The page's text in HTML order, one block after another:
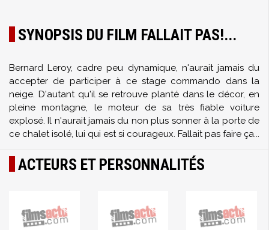
SYNOPSIS DU FILM FALLAIT PAS!...
Bernard Leroy, cadre peu dynamique, n'aurait jamais du
accepter de participer à ce stage commando dans la
neige. D'autant qu'il se retrouve planté dans le décor, en
pleine montagne, le moteur de sa très fiable voiture
explosé. Il n'aurait jamais du non plus sonner à la porte de
ce chalet isolé, lui qui est si courageux. Fallait pas faire ça...
ACTEURS ET PERSONNALITÉS